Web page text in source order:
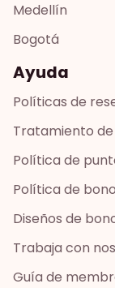
Medellín
Bogotá
Ayuda
Políticas de
Tratamiento
Política de
Política de
Diseños de
Trabaja con
Guía de